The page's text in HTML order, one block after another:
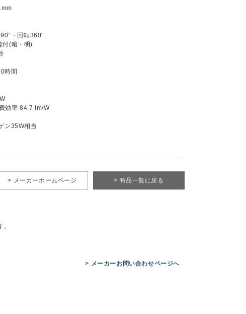
・回転360°
付(暗・明)
時間
効率 84.7 lm/W
ン35W相当
> 商品一覧に戻る
> メーカーホームページ
> メーカーお問い合わせページへ